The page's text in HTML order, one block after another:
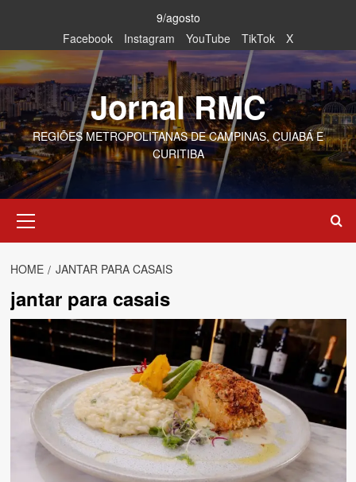
content
9/agosto
Facebook
Instagram YouTube TikTok X
Jornal RMC
REGIÕES METROPOLITANAS DE CAMPINAS, CUIABÁ E
CURITIBA
Menu
HOME JANTAR PARA CASAIS
jantar para casais